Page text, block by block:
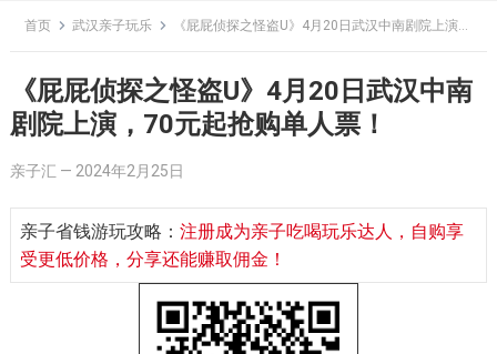
首页 武汉亲子玩乐 《屁屁侦探之怪盗U》4月20日武汉中南剧院上演，70元起抢购单人票！
《屁屁侦探之怪盗U》4月20日武汉中南
剧院上演，70元起抢购单人票！
亲子汇 — 2024年2月25日
亲子省钱游玩攻略： 注册成为亲子吃喝玩乐达人，自购享
受更低价格，分享还能赚取佣金！